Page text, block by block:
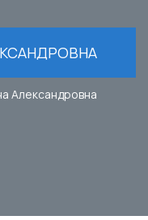
Александровна